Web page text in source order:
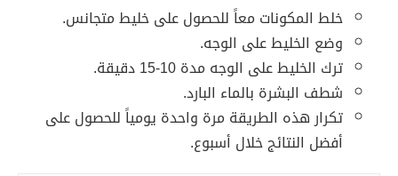
خلط المكونات معاً للحصول على خليط متجانس.
وضع الخليط على الوجه.
ترك الخليط على الوجه مدة 10-15 دقيقة.
شطف البشرة بالماء البارد.
تكرار هذه الطريقة مرة واحدة يومياً للحصول على
أفضل النتائج خلال أسبوع.